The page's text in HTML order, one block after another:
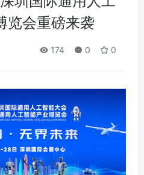
览会重磅来袭
174 0 0